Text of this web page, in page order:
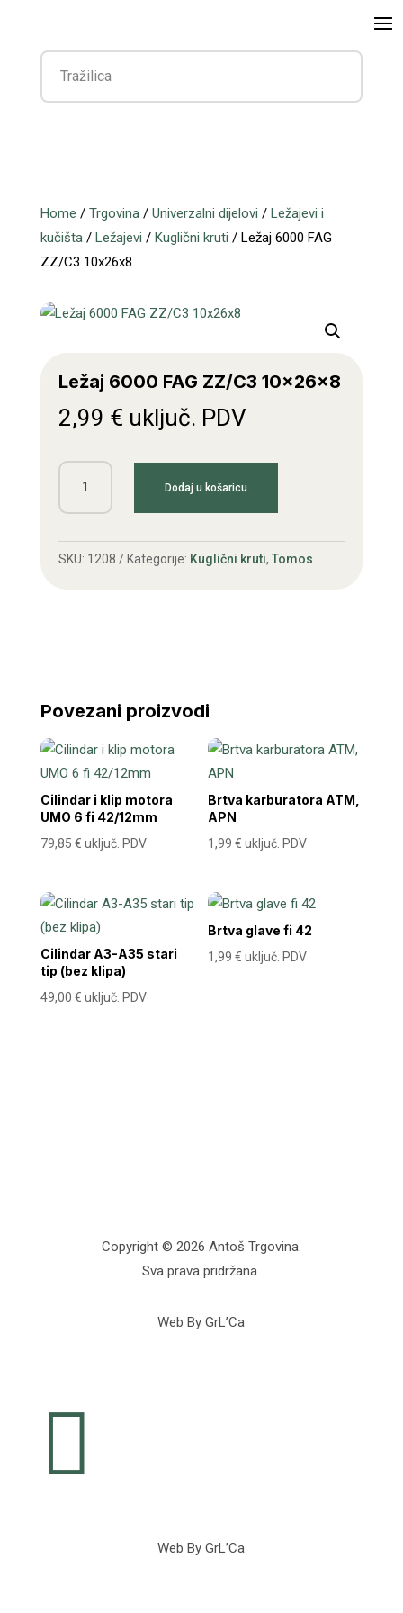
Home / Trgovina/ Univerzalni dijelovi / Ležajevi i
kučišta/ Ležajevi / Kuglični kruti / Ležaj 6000 FAG
ZZ/C3 10x26x8
Ležaj 6000 FAG ZZ/C3 10x26x8
2,99 € uključ. PDV
Ležaj
6000
ZZ/C3
10x26x8
Dodaj u košaricu
SKU: 1208 Kategorije: Kuglični kruti, Tomos
Povezani proizvodi
Cilindar i klip motora
UMO 6 fi 42/12mm
79,85 € uključ. PDV
Brtva karburatora ATM,
APN
1,99€ uključ. PDV
Cilindar A3-A35 stari
tip (bez klipa)
49,00 € uključ. PDV
Brtva glave fi 42
1,99€ uključ. PDV
Copyright © 2026 Antoš Trgovina.
Sva prava pridržana.
Web By GrL’Ca

Web By GrL’Ca